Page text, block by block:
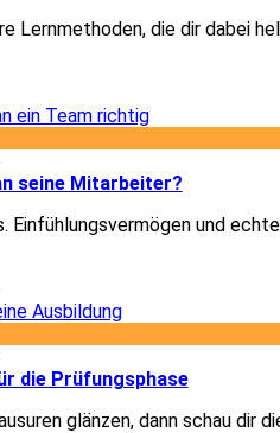
Lernmethoden, die dir dabei
seine Mitarbeiter?
Einfühlungsvermögen und
die Prüfungsphase
glänzen, dann schau dir